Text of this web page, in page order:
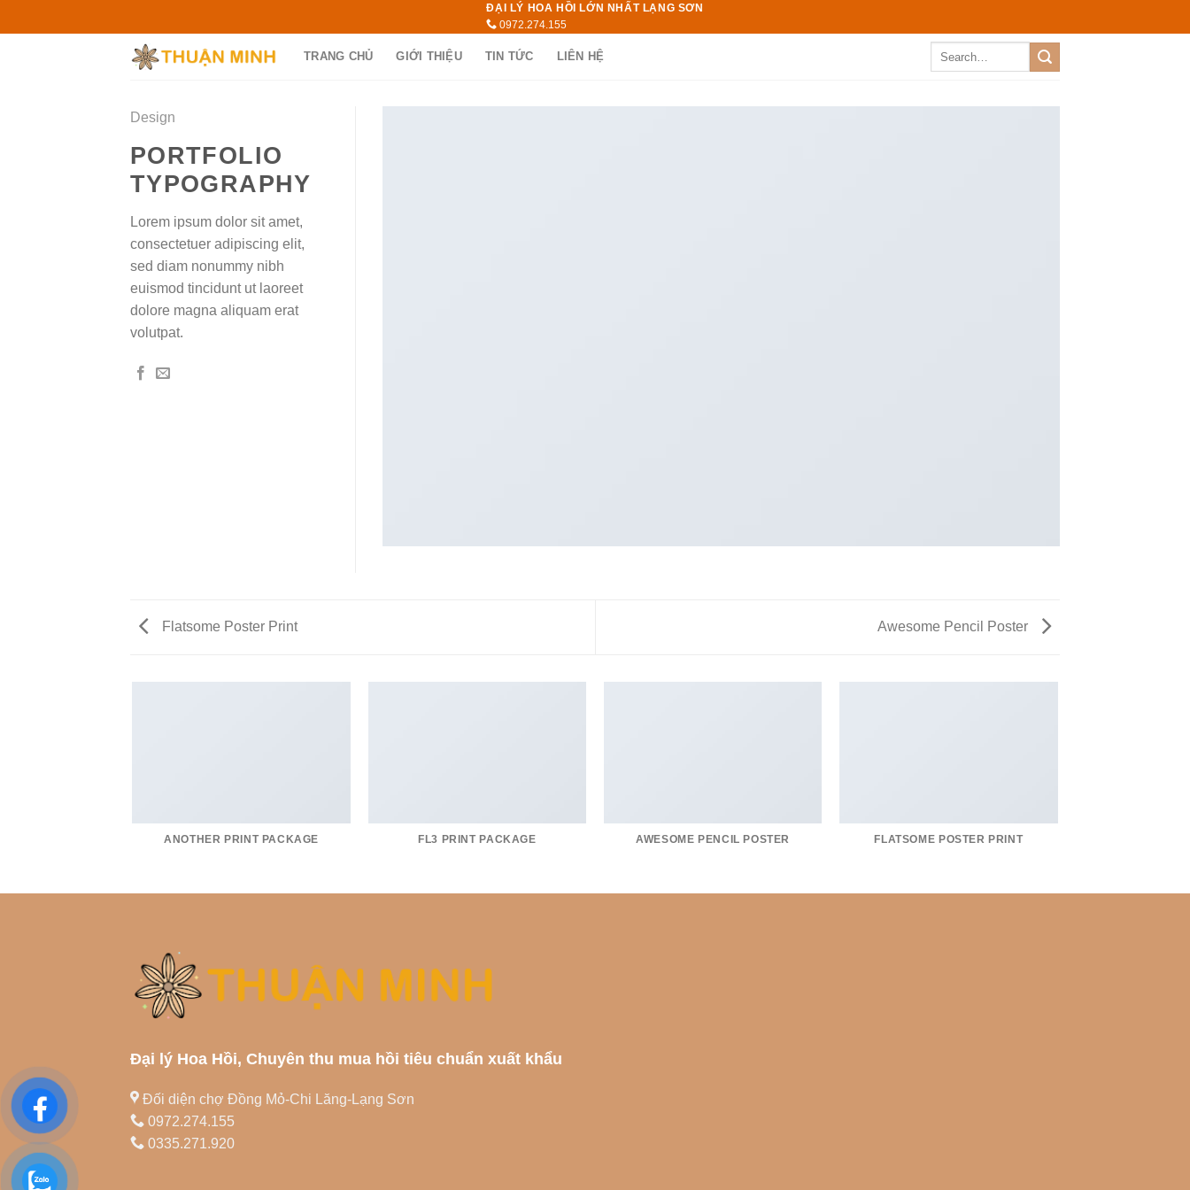
to
ĐẠI LÝ HOA HỒI LỚN NHẤT LẠNG SƠN
0972.274.155
TRANG CHỦ GIỚI THIỆU TIN TỨC LIÊN HỆ
Design
PORTFOLIO
TYPOGRAPHY
Lorem ipsum dolor sit amet,
consectetuer adipiscing elit,
sed diam nonummy nibh
euismod tincidunt ut laoreet
dolore magna aliquam erat
volutpat.
Flatsome Poster Print Awesome Pencil Poster
ANOTHER PRINT PACKAGE FL3 PRINT PACKAGE AWESOME PENCIL POSTER FLATSOME POSTER PRINT
Đại lý Hoa Hồi, Chuyên thu mua hồi tiêu chuẩn xuất khẩu
Đối diện chợ Đồng Mỏ-Chi Lăng-Lạng Sơn
0972.274.155
0335.271.920